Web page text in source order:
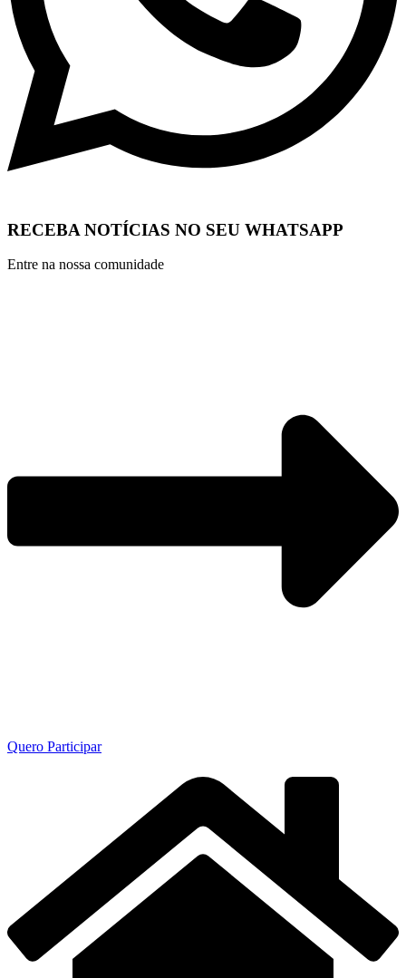
RECEBA NOTÍCIAS NO SEU WHATSAPP
Entre na nossa comunidade
Quero Participar